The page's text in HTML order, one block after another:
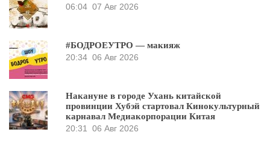
06:04 07 Авг 2026
#БОДРОЕУТРО — макияж
20:34 06 Авг 2026
Накануне в городе Ухань китайской
провинции Хубэй стартовал Кинокультурный
карнавал Медиакорпорации Китая
20:31
06 Авг 2026